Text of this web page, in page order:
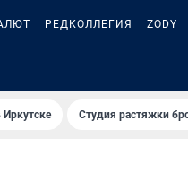
РЕДКОЛЛЕГИЯ ZODY
Студия растяжки